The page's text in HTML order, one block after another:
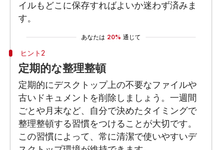
イルもどこに保存すればよいか迷わず済みま
す。
あなたは 20% 通じて
ヒント2
定期的な整理整頓
定期的にデスクトップ上の不要なファイルや
古いドキュメントを削除しましょう。一週間
ごとや月末など、自分で決めたタイミングで
整理整頓する習慣をつけることが大切です。
この習慣によって、常に清潔で使いやすいデ